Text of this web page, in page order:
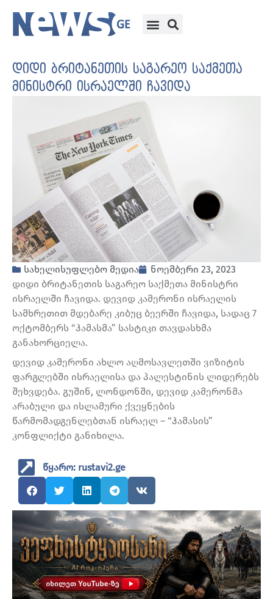
დიდი ბრიტანეთის საგარეო საქმეთა
მინისტრი ისრაელში ჩავიდა
სახელისუფლებო მედია
ნოემბერი 23, 2023
დიდი ბრიტანეთის საგარეო საქმეთა მინისტრი
ისრაელში ჩავიდა. დევიდ კამერონი ისრაელის
სამხრეთით მდებარე კიბუც ბეერში ჩავიდა, სადაც 7
ოქტომბერს “ჰამასმა” სასტიკი თავდასხმა
განახორციელა.
დევიდ კამერონი ახლო აღმოსავლეთში ვიზიტის
ფარგლებში ისრაელისა და პალესტინის ლიდერებს
შეხვდება. გუშინ, ლონდონში, დევიდ კამერონმა
არაბული და ისლამური ქვეყნების
წარმომადგენლებთან ისრაელ – “ჰამასის”
კონფლიქტი განიხილა.
წყარო: rustavi2.ge